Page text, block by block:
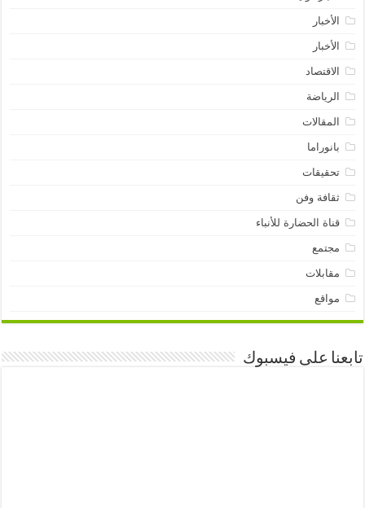
الأخبار
الأخبار
الاقتصاد
الرياضة
المقالات
بانوراما
تحقيقات
ثقافة وفن
قناة الحضارة للأنباء
مجتمع
مقابلات
مواقع
تابعنا على فيسبوك